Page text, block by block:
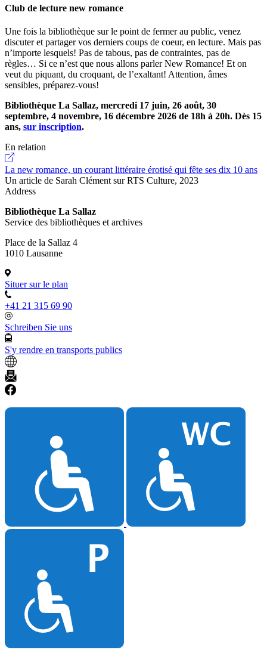
Club de lecture new romance
Une fois la bibliothèque sur le point de fermer au public, venez
discuter et partager vos derniers coups de coeur, en lecture. Mais pas
n’importe lesquels! Pas de tabous, pas de contraintes, pas de
règles… Si ce n’est que nous allons parler New Romance! Et on
veut du piquant, du croquant, de l’exaltant! Attention, âmes
sensibles, préparez-vous!
Bibliothèque La Sallaz, mercredi 17 juin, 26 août, 30
septembre, 4 novembre, 16 décembre 2026 de 18h à 20h. Dès 15
ans, sur inscription.
En relation
La new romance, un courant littéraire érotisé qui fête ses dix 10 ans
Un article de Sarah Clément sur RTS Culture, 2023
Address
Bibliothèque La Sallaz
Service des bibliothèques et archives
Place de la Sallaz 4
1010 Lausanne
Situer sur le plan
+41 21 315 69 90
Schreiben Sie uns
S'y rendre en transports publics